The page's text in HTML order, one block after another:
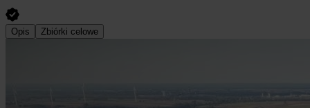
Opis Zbiórki celowe